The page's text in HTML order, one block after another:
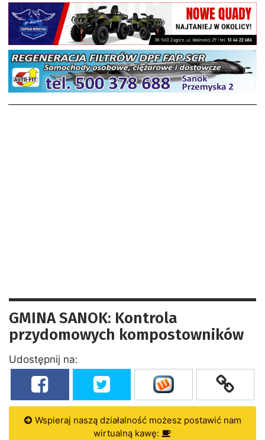
GMINA SANOK: Kontrola
przydomowych kompostowników
Udostępnij na:
Wspieraj naszą działalność możesz postawić nam
wirtualną kawę: